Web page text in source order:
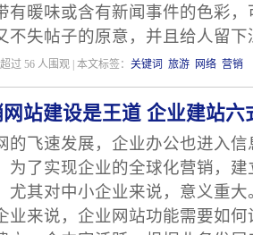
有暖味或含有新闻事件的色彩
不失帖子的原意，并且给人留
过 56 人围观 | 本文标签： 关键词 旅游 网络 营销
站建设是王道 企业建站六
的飞速发展，企业办公也进入
为了实现企业的全球化营销，
尤其对中小企业来说，意义重大
业来说，企业网站功能需要如